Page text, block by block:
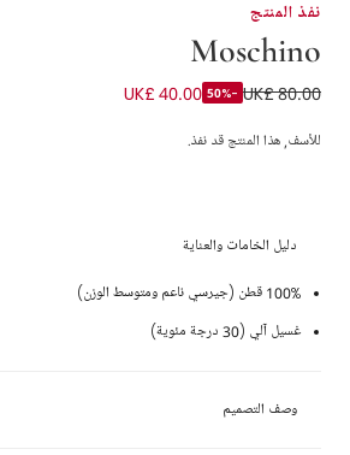
نفذ المنتج
Moschino
سويتشيرت قطن بطبعة دببة لون كحلي للأطفال الرضع
UK£ 80.00
-50%
UK£ 40.00
للأسف, هذا المنتج قد نفذ.
دليل الخامات والعناية
100% قطن (جيرسي ناعم ومتوسط الوزن)
غسيل آلي (30 درجة مئوية)
وصف التصميم